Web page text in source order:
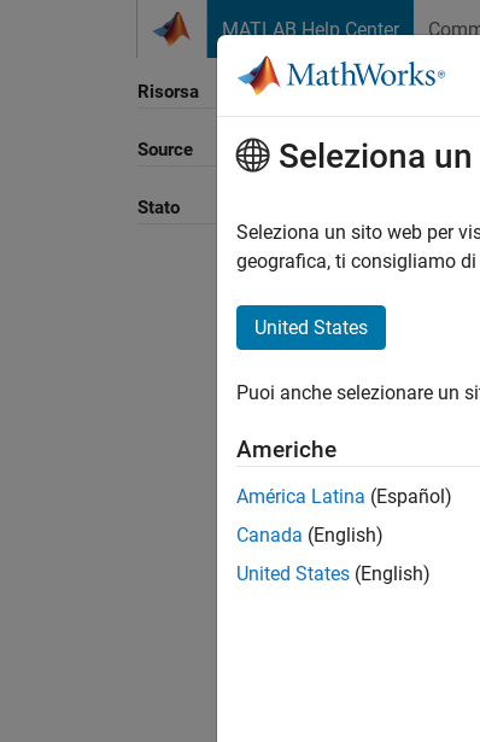
MATLAB Help Center
Risorsa
Source
Stato
Seleziona
Seleziona un sito web per
geografica, ti consigliamo di
United States
Puoi anche selezionare un
Americhe
América Latina (Español)
Canada (English)
United States (English)